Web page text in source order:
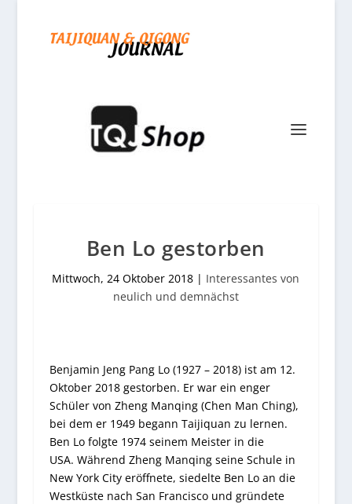
Ben Lo gestorben
Mittwoch, 24 Oktober 2018 | Interessantes von
neulich und demnächst
Benjamin Jeng Pang Lo (1927 – 2018) ist am 12.
Oktober 2018 gestorben. Er war ein enger
Schüler von Zheng Manqing (Chen Man Ching),
bei dem er 1949 begann Taijiquan zu lernen.
Ben Lo folgte 1974 seinem Meister in die
USA. Während Zheng Manqing seine Schule in
New York City eröffnete, siedelte Ben Lo an die
Westküste nach San Francisco und gründete